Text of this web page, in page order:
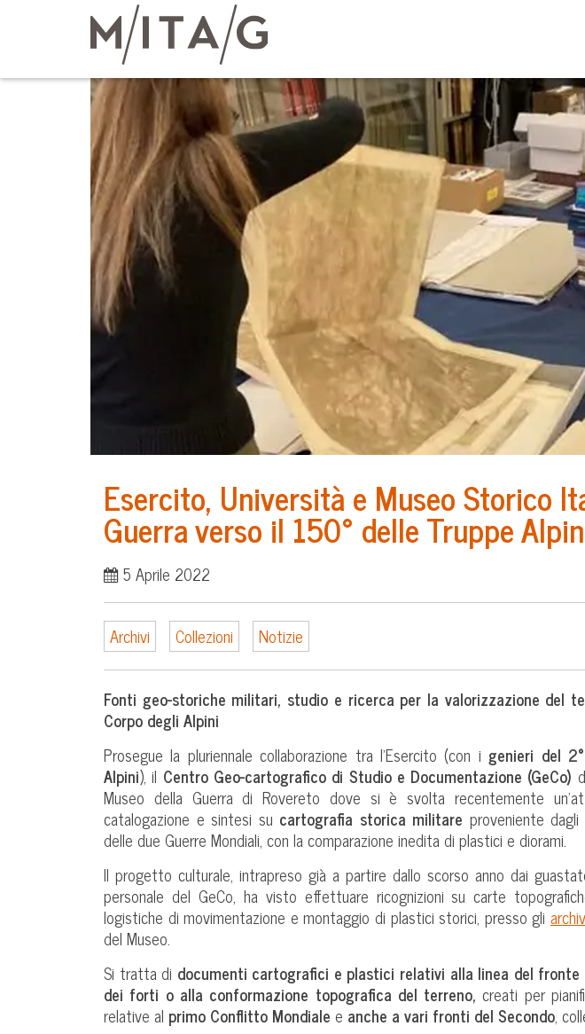
Esercito, Università e Museo Storico
Guerra verso il 150° delle Truppe
5 Aprile 2022
Archivi Collezioni Notizie
Fonti geo-storiche militari, studio e ricerca per la valorizzazione del
Corpo degli Alpini
Prosegue la pluriennale collaborazione tra l’Esercito (con i genieri del
Alpini), il Centro Geo-cartografico di Studio e Documentazione (GeCo)
Museo della Guerra di Rovereto dove si è svolta recentemente
catalogazione e sintesi su cartografia storica militare proveniente
delle due Guerre Mondiali, con la comparazione inedita di plastici e diorami.
Il progetto culturale, intrapreso già a partire dallo scorso anno dai
personale del GeCo, ha visto effettuare ricognizioni su carte
logistiche di movimentazione e montaggio di plastici storici, presso gli
del Museo.
Si tratta di documenti cartografici e plastici relativi alla linea del
dei forti o alla conformazione topografica del terreno, creati per
relative al primo Conflitto Mondiale e anche a vari fronti del Secondo,